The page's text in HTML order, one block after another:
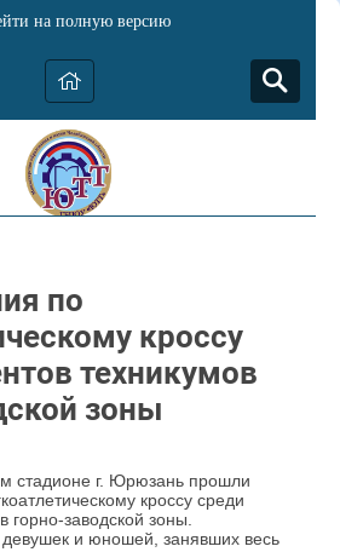
на полную версию
по
кроссу
техникумов
зоны
стадионе г. Юрюзань прошли
кроссу среди
горно-заводской зоны.
и юношей, занявших весь